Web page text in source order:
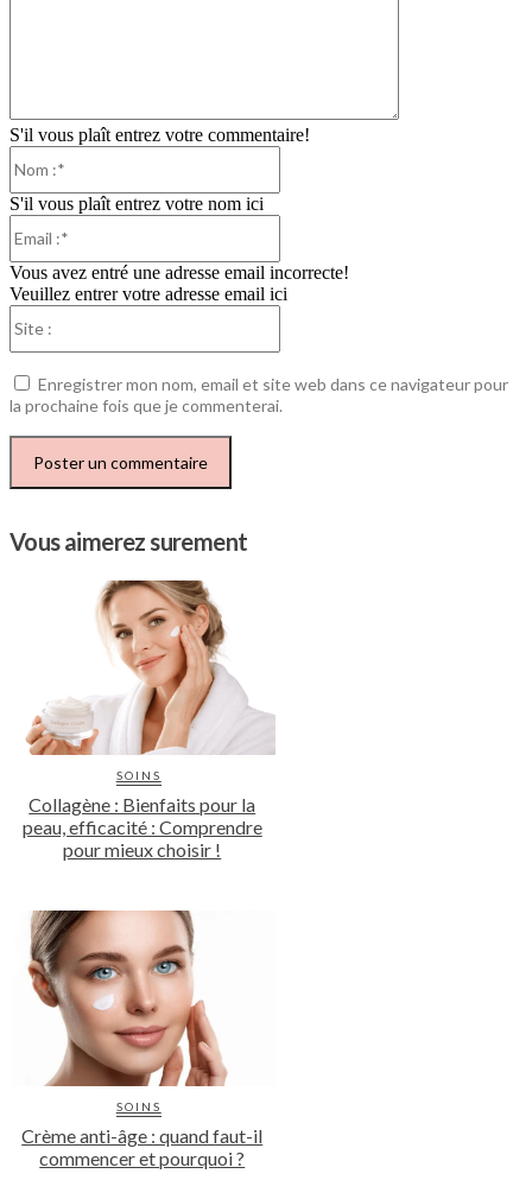
S'il vous plaît entrez votre commentaire!
S'il vous plaît entrez votre nom ici
Vous avez entré une adresse email incorrecte!
Veuillez entrer votre adresse email ici
Enregistrer mon nom, email et site web dans ce navigateur pour
la prochaine fois que je commenterai.
Vous aimerez surement
SOINS
Collagène : Bienfaits pour la
peau, efficacité : Comprendre
pour mieux choisir !
SOINS
Crème anti-âge : quand faut-il
commencer et pourquoi ?